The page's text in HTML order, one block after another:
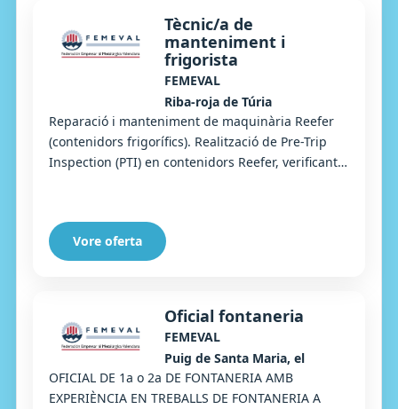
Tècnic/a de
manteniment i
frigorista
FEMEVAL
Riba-roja de Túria
Reparació i manteniment de maquinària Reefer
(contenidors frigorífics). Realització de Pre-Trip
Inspection (PTI) en contenidors Reefer, verificant
Vore oferta
Oficial fontaneria
FEMEVAL
Puig de Santa Maria, el
OFICIAL DE 1a o 2a DE FONTANERIA AMB
EXPERIÈNCIA EN TREBALLS DE FONTANERIA A